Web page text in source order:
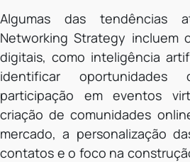
Algumas das tendências
Networking Strategy incluem
digitais, como inteligência
identificar
participação em eventos
criação de comunidades
mercado, a personalização
contatos e o foco na